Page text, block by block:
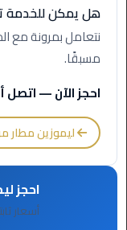
ليموزين
بورسعيد
ليموزين
الشرقية
ليموزين
بنها
هل يمكن للخدمة
نتعامل بمرونة مع
مسبقًا.
احجز الآن — اتصل أو
ليموزين
احجز
أسعار